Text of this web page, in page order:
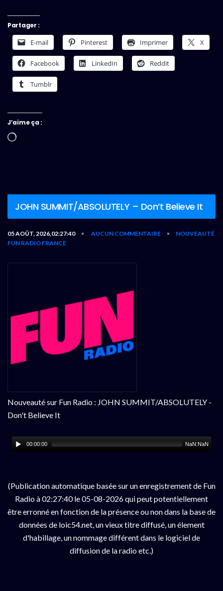
Partager :
E-mail Pinterest Imprimer X
Facebook LinkedIn Reddit
Tumblr
J’aime ça :
Chargement…
JOHN SUMMIT/ABSOLUTELY – Don’t Believe It
05 AOÛT, 2026,02:27:40 • AUCUN COMMENTAIRE •
NOUVEAUTÉ
FUN RADIO FRANCE
Nouveauté sur Fun Radio : JOHN SUMMIT/ABSOLUTELY -
Don't Believe It
00:00:00 NaN:NaN
(Publication automatique basée sur un enregistrement de Fun
Radio à 02:27:40 le 05-08-2026 qui peut potentiellement
être erronné en fonction de la présence ou non dans la base de
données de loic54.net, un vieux titre diffusé, un élement
d'habillage, un nommage différent dans le logiciel de
diffusion de la radio etc.)